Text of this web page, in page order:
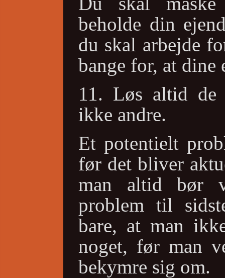
beholde din
du skal arbejde
bange for, at dine
11. Løs altid de
ikke andre.
Et potentielt
før det bliver
man altid bør
problem til
bare, at man
noget, før man
bekymre sig om.